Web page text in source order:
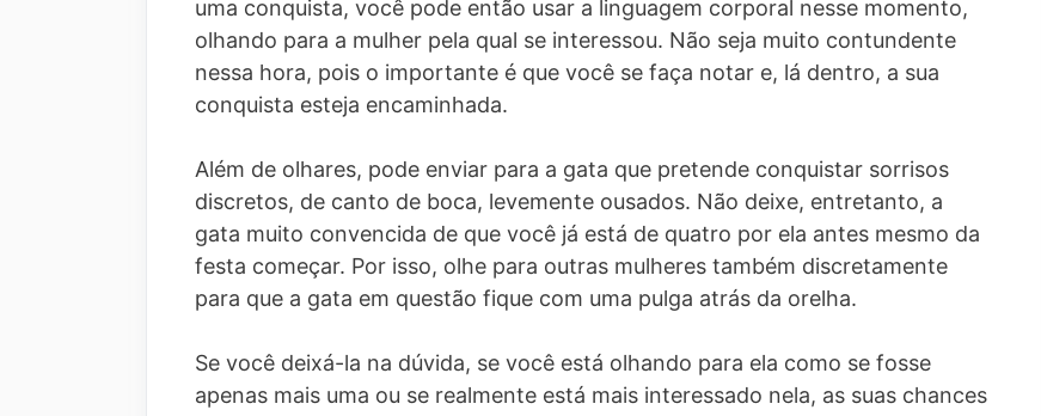
uma conquista, você pode então usar a linguagem corporal nesse momento,
olhando para a mulher pela qual se interessou. Não seja muito contundente
nessa hora, pois o importante é que você se faça notar e, lá dentro, a sua
conquista esteja encaminhada.
Além de olhares, pode enviar para a gata que pretende conquistar sorrisos
discretos, de canto de boca, levemente ousados. Não deixe, entretanto, a
gata muito convencida de que você já está de quatro por ela antes mesmo da
festa começar. Por isso, olhe para outras mulheres também discretamente
para que a gata em questão fique com uma pulga atrás da orelha.
Se você deixá-la na dúvida, se você está olhando para ela como se fosse
apenas mais uma ou se realmente está mais interessado nela, as suas chances